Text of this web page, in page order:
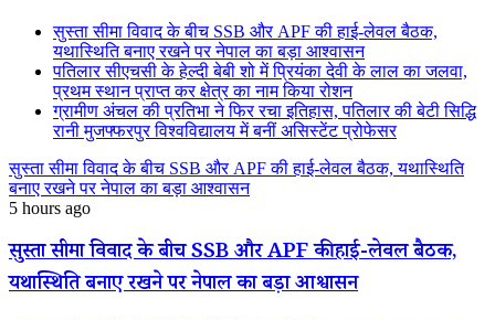
सुस्ता सीमा विवाद के बीच SSB और APF की हाई-लेवल बैठक,
यथास्थिति बनाए रखने पर नेपाल का बड़ा आश्वासन
पतिलार सीएचसी के हेल्दी बेबी शो में प्रियंका देवी के लाल का जलवा,
प्रथम स्थान प्राप्त कर क्षेत्र का नाम किया रोशन
ग्रामीण अंचल की प्रतिभा ने फिर रचा इतिहास, पतिलार की बेटी सिद्धि
रानी मुजफ्फरपुर विश्वविद्यालय में बनीं असिस्टेंट प्रोफेसर
सुस्ता सीमा विवाद के बीच SSB और APF की हाई-लेवल बैठक, यथास्थिति
बनाए रखने पर नेपाल का बड़ा आश्वासन
5 hours ago
सुस्ता सीमा विवाद के बीच SSB और APF की हाई-लेवल बैठक,
यथास्थिति बनाए रखने पर नेपाल का बड़ा आश्वासन